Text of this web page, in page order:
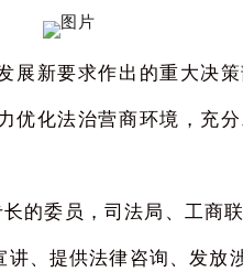
新要求作出的重大决
优化法治营商环境，充
委员，司法局、工商
、提供法律咨询、发放